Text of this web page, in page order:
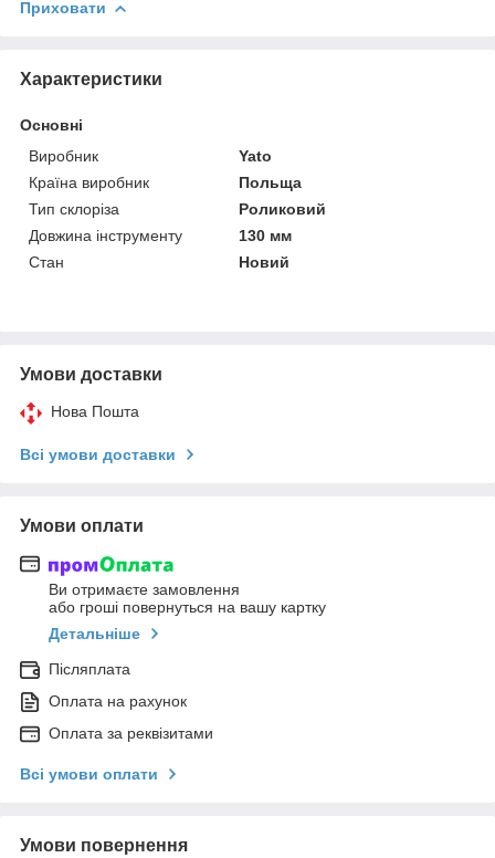
Приховати
Характеристики
Основні
Виробник
Yato
Країна виробник
Польща
Тип склоріза
Роликовий
Довжина інструменту
130 мм
Стан
Новий
Умови доставки
Нова Пошта
Всі умови доставки
Умови оплати
Ви отримаєте замовлення
або гроші повернуться на вашу картку
Детальніше
Післяплата
Оплата на рахунок
Оплата за реквізитами
Всі умови оплати
Умови повернення